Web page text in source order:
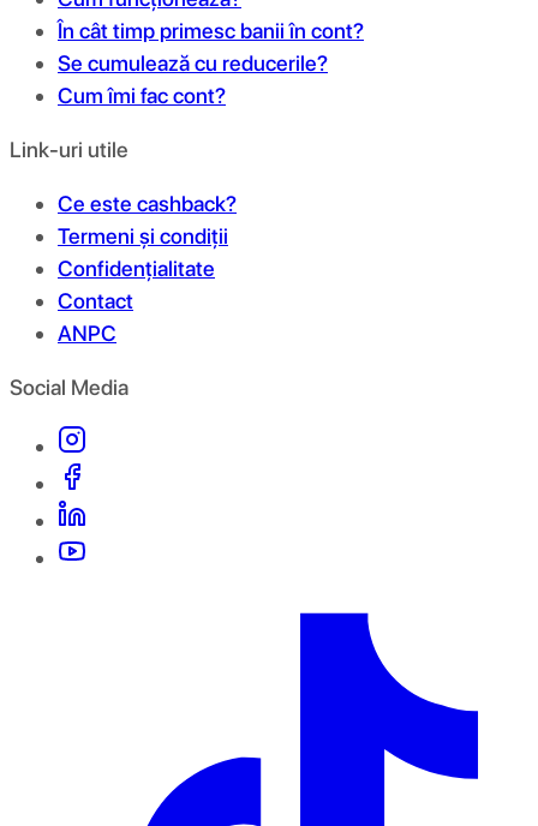
În cât timp primesc banii în cont?
Se cumulează cu reducerile?
Cum îmi fac cont?
Link-uri utile
Ce este cashback?
Termeni și condiții
Confidențialitate
Contact
ANPC
Social Media